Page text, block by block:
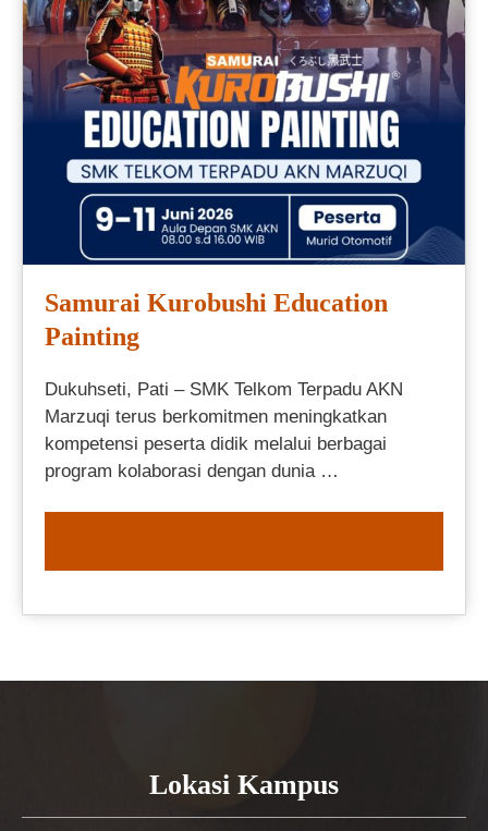
Samurai Kurobushi Education
Painting
Dukuhseti, Pati – SMK Telkom Terpadu AKN
Marzuqi terus berkomitmen meningkatkan
kompetensi peserta didik melalui berbagai
program kolaborasi dengan dunia …
Lokasi Kampus